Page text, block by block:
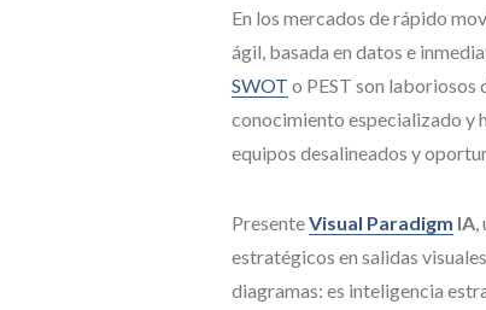
En los mercados de rápido
ágil, basada en datos e
SWOT o PEST son laboriosos
conocimiento especializado y
equipos desalineados y
PresenteVisual Paradigm IA,
estratégicos en salidas
diagramas: es inteligencia